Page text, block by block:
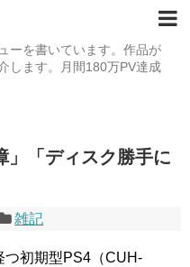
ーを書いています。作品が
します。月間180万PV達成
」「ディスク勝手に
雑記
つ初期型PS4（CUH-